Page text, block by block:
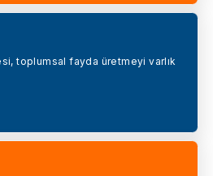
toplumsal fayda üretmeyi varlık